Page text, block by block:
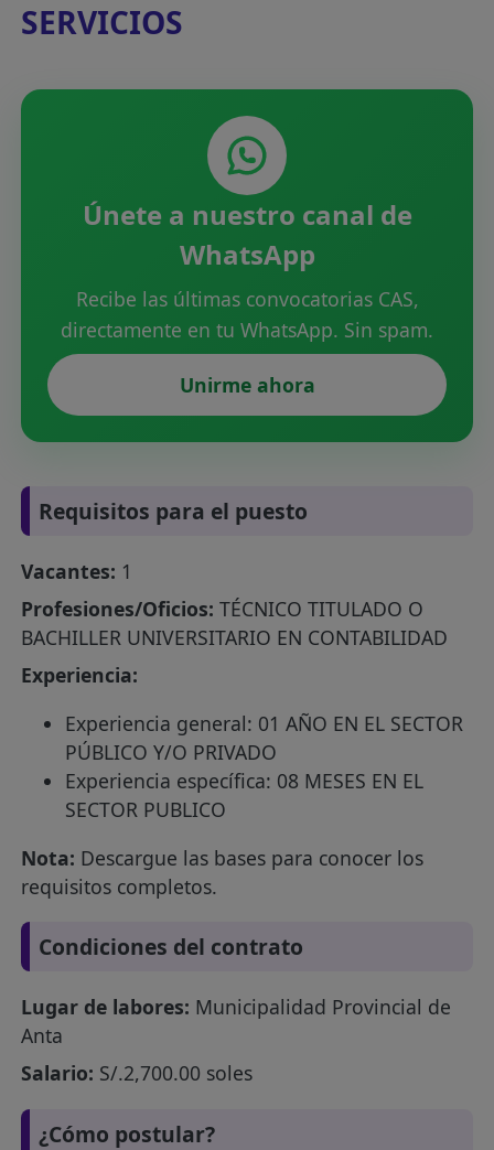
SERVICIOS
Únete a nuestro canal de
WhatsApp
Recibe las últimas convocatorias CAS,
directamente en tu WhatsApp. Sin spam.
Unirme ahora
Requisitos para el puesto
Vacantes: 1
Profesiones/Oficios: TÉCNICO TITULADO O
BACHILLER UNIVERSITARIO EN CONTABILIDAD
Experiencia:
Experiencia general: 01 AÑO EN EL SECTOR
PÚBLICO Y/O PRIVADO
Experiencia específica: 08 MESES EN EL
SECTOR PUBLICO
Nota: Descargue las bases para conocer los
requisitos completos.
Condiciones del contrato
Lugar de labores: Municipalidad Provincial de
Anta
Salario: S/.2,700.00 soles
¿Cómo postular?